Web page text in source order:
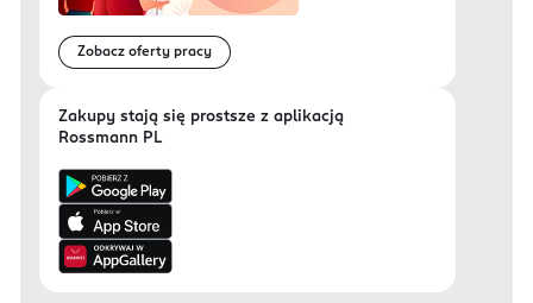
Zobacz oferty pracy
Zakupy stają się prostsze z aplikacją
Rossmann PL